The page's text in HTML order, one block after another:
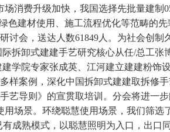
消费升级加快，我国选择先批量建制
建材使用、施工流程优化等范畴的
会，送达人数61849人。为社会创
拆卸式建建手艺研究核心从任/总工
院专家张成英、江河建立建建粉饰
案例，深化中国拆卸式建建取拆修
导则》的宣贯取培训。分会将进一
场景。环绕聪慧使用场景，我们筛选
成熟模式，以聪慧照明为入口，出口